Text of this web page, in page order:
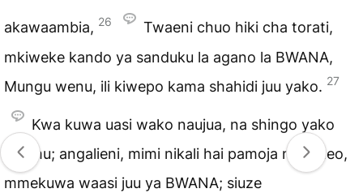
akawaambia, 26
Twaeni chuo hiki cha torati,
mkiweke kando ya sanduku la agano la BWANA,
Mungu wenu, ili kiwepo kama shahidi juu yako. 27
Kwa kuwa uasi wako naujua, na shingo yako
ngumu; angalieni, mimi nikali hai pamoja nanyi leo,
mmekuwa waasi juu ya BWANA; siuze